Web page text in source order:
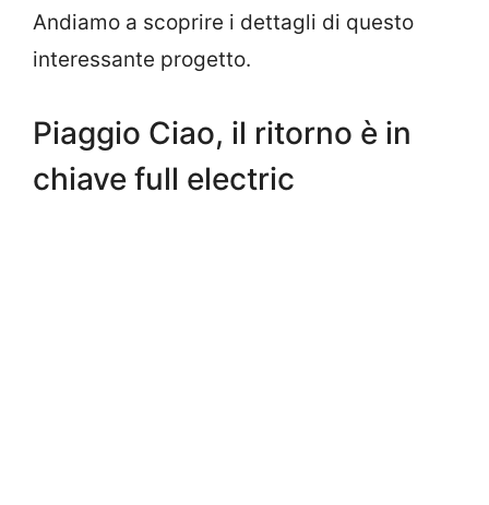
Andiamo a scoprire i dettagli di questo
interessante progetto.
Piaggio Ciao, il ritorno è in
chiave full electric